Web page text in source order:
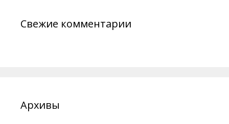
Свежие комментарии
Архивы